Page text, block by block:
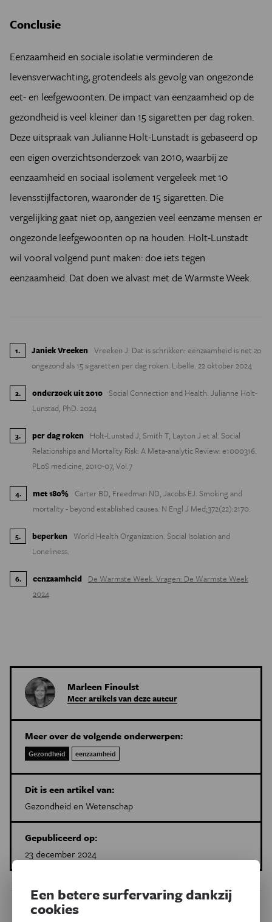
Conclusie
Eenzaamheid en sociale isolatie verminderen de
levensverwachting, grotendeels als gevolg van ongezonde
eet- en leefgewoonten. De impact van eenzaamheid op de
gezondheid is veel kleiner dan 15 sigaretten per dag roken.
Deze uitspraak van Julianne Holt-Lunstadt is gebaseerd op
een eigen overzichtsonderzoek van 2010, waarbij ze
eenzaamheid en sociaal isolement vergeleek met 10
levensstijlfactoren, waaronder de 15 sigaretten. Die
vergelijking gaat niet op, aangezien veel eenzame mensen er
ongezonde leefgewoonten op na houden. Holt-Lunstadt
wil vooral volgend punt maken: doe iets tegen
eenzaamheid. Dat doen we alvast met de Warmste Week.
1. Janiek Vreeken Vreeken J. Dat is schrikken: eenzaamheid is net zo
ongezond als 15 sigaretten per dag roken. Libelle. 22 oktober 2024
2. onderzoek uit 2010 Social Connection and Health. Julianne Holt-
Lunstad, PhD. 2024
3. per dag roken Holt-Lunstad J, Smith T, Layton J et al. Social
Relationships and Mortality Risk: A Meta-analytic Review: e1000316.
PLoS medicine, 2010-07, Vol.7
4. met 180% Carter BD, Freedman ND, Jacobs EJ. Smoking and
mortality - beyond established causes. N Engl J Med;372(22):2170.
5. beperken World Health Organization. Social Isolation and
Loneliness.
6. eenzaamheid De Warmste Week. Vragen: De Warmste Week
2024
Marleen Finoulst
Meer artikels van deze auteur
Meer over de volgende onderwerpen:
Gezondheid eenzaamheid
Dit is een artikel van:
Gezondheid en Wetenschap
Gepubliceerd op:
23 december 2024
Een betere surfervaring dankzij
cookies